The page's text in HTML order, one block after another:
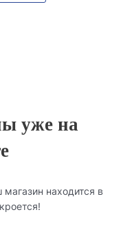
уже на
находится в